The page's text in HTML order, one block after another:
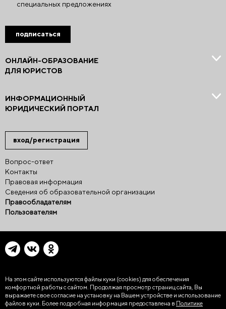
вход/регистрация
Вопрос-ответ
Контакты
Правовая информация
Сведения об образовательной организации
Правообладателям
Пользователям
ОНЛАЙН-ОБРАЗОВАНИЕ
ДЛЯ ЮРИСТОВ
ИНФОРМАЦИОННЫЙ
ЮРИДИЧЕСКИЙ ПОРТАЛ
специальных предложениях
подписаться
На этом сайте используются файлы куки (cookies) для обеспечения
комфортной работы с сайтом. Продолжая просмотр страниц сайта, Вы
выражаете свое согласие на установку на Вашем устройстве и использование
файлов куки. Более подробная информация предоставлена в Политике